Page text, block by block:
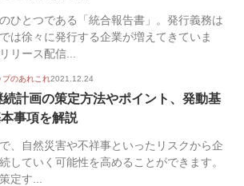
ひとつである「統合報告書」。発行義務は
は徐々に発行する企業が増えてきていま
リース配信...
プのあれこれ2021.12.24
計画の策定方法やポイント、発動基
事項を解説
、自然災害や不祥事といったリスクから企
していく可能性を高めることができます。
定す...